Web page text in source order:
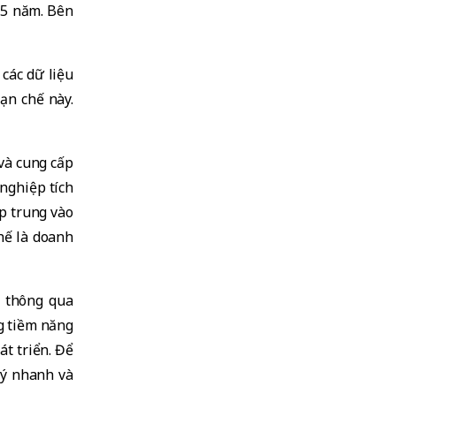
năm. Bên
dữ liệu
chế này.
cung cấp
tích
trung vào
là doanh
qua
tiềm năng
triển. Để
nhanh và